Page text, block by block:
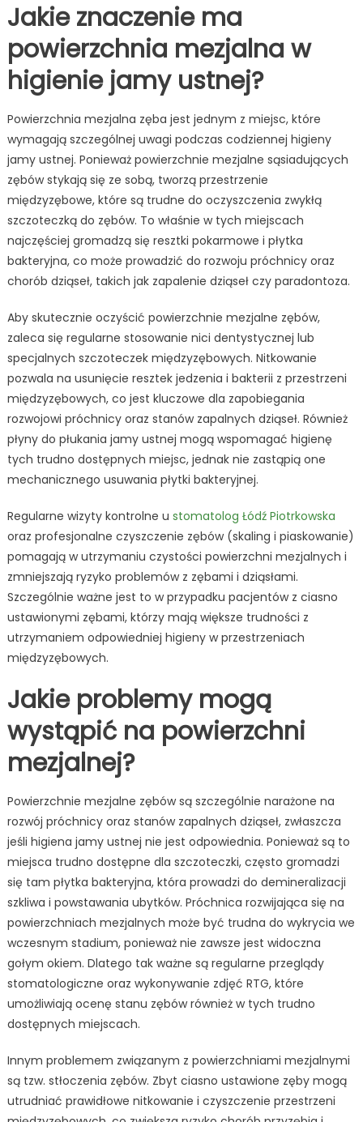
Jakie znaczenie ma
powierzchnia mezjalna w
higienie jamy ustnej?
Powierzchnia mezjalna zęba jest jednym z miejsc, które
wymagają szczególnej uwagi podczas codziennej higieny
jamy ustnej. Ponieważ powierzchnie mezjalne sąsiadujących
zębów stykają się ze sobą, tworzą przestrzenie
międzyzębowe, które są trudne do oczyszczenia zwykłą
szczoteczką do zębów. To właśnie w tych miejscach
najczęściej gromadzą się resztki pokarmowe i płytka
bakteryjna, co może prowadzić do rozwoju próchnicy oraz
chorób dziąseł, takich jak zapalenie dziąseł czy paradontoza.
Aby skutecznie oczyścić powierzchnie mezjalne zębów,
zaleca się regularne stosowanie nici dentystycznej lub
specjalnych szczoteczek międzyzębowych. Nitkowanie
pozwala na usunięcie resztek jedzenia i bakterii z przestrzeni
międzyzębowych, co jest kluczowe dla zapobiegania
rozwojowi próchnicy oraz stanów zapalnych dziąseł. Również
płyny do płukania jamy ustnej mogą wspomagać higienę
tych trudno dostępnych miejsc, jednak nie zastąpią one
mechanicznego usuwania płytki bakteryjnej.
Regularne wizyty kontrolne u stomatolog Łódź Piotrkowska
oraz profesjonalne czyszczenie zębów (skaling i piaskowanie)
pomagają w utrzymaniu czystości powierzchni mezjalnych i
zmniejszają ryzyko problemów z zębami i dziąsłami.
Szczególnie ważne jest to w przypadku pacjentów z ciasno
ustawionymi zębami, którzy mają większe trudności z
utrzymaniem odpowiedniej higieny w przestrzeniach
międzyzębowych.
Jakie problemy mogą
wystąpić na powierzchni
mezjalnej?
Powierzchnie mezjalne zębów są szczególnie narażone na
rozwój próchnicy oraz stanów zapalnych dziąseł, zwłaszcza
jeśli higiena jamy ustnej nie jest odpowiednia. Ponieważ są to
miejsca trudno dostępne dla szczoteczki, często gromadzi
się tam płytka bakteryjna, która prowadzi do demineralizacji
szkliwa i powstawania ubytków. Próchnica rozwijająca się na
powierzchniach mezjalnych może być trudna do wykrycia we
wczesnym stadium, ponieważ nie zawsze jest widoczna
gołym okiem. Dlatego tak ważne są regularne przeglądy
stomatologiczne oraz wykonywanie zdjęć RTG, które
umożliwiają ocenę stanu zębów również w tych trudno
dostępnych miejscach.
Innym problemem związanym z powierzchniami mezjalnymi
są tzw. stłoczenia zębów. Zbyt ciasno ustawione zęby mogą
utrudniać prawidłowe nitkowanie i czyszczenie przestrzeni